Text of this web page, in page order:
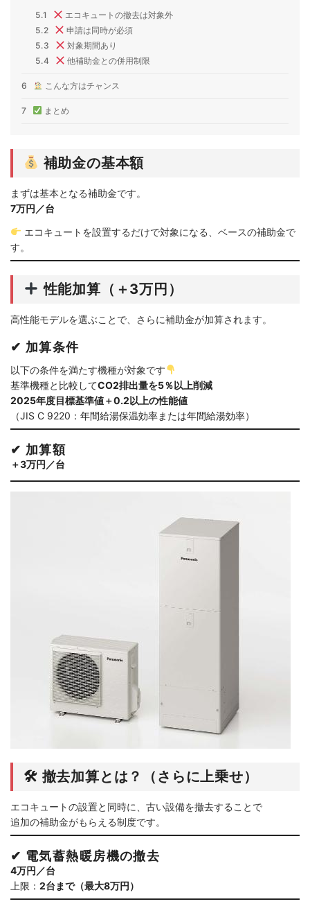
5.1
エコキュートの撤去は対象外
5.2
申請は同時が必須
5.3
対象期間あり
5.4
他補助金との併用制限
6 こんな方はチャンス
7 まとめ
補助金の基本額
まずは基本となる補助金です。
7万円／台
エコキュートを設置するだけで対象になる、ベースの補助金で
す。
性能加算（＋3万円）
高性能モデルを選ぶことで、さらに補助金が加算されます。
✔ 加算条件
以下の条件を満たす機種が対象です
基準機種と比較してCO2排出量を5％以上削減
2025年度目標基準値＋0.2以上の性能値
（JIS C 9220：年間給湯保温効率または年間給湯効率）
✔ 加算額
＋3万円／台
🛠 撤去加算とは？（さらに上乗せ）
エコキュートの設置と同時に、古い設備を撤去することで
追加の補助金がもらえる制度です。
✔ 電気蓄熱暖房機の撤去
4万円／台
上限： 2台まで（最大8万円）